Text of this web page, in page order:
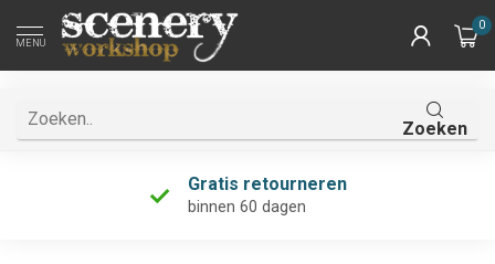
MENU
0
Zoeken
Gratis retourneren
binnen 60 dagen